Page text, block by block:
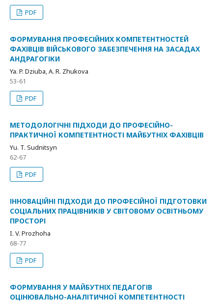
PDF
ФОРМУВАННЯ ПРОФЕСІЙНИХ КОМПЕТЕНТНОСТЕЙ
ФАХІВЦІВ ВІЙСЬКОВОГО ЗАБЕЗПЕЧЕННЯ НА ЗАСАДАХ
АНДРАГОГІКИ
Ya. P. Dziuba, A. R. Zhukova
53-61
PDF
МЕТОДОЛОГІЧНІ ПІДХОДИ ДО ПРОФЕСІЙНО-
ПРАКТИЧНОЇ КОМПЕТЕНТНОСТІ МАЙБУТНІХ ФАХІВЦІВ
Yu. T. Sudnitsyn
62-67
PDF
ІННОВАЦІЙНІ ПІДХОДИ ДО ПРОФЕСІЙНОЇ ПІДГОТОВКИ
СОЦІАЛЬНИХ ПРАЦІВНИКІВ У СВІТОВОМУ ОСВІТНЬОМУ
ПРОСТОРІ
I. V. Prozhoha
68-77
PDF
ФОРМУВАННЯ У МАЙБУТНІХ ПЕДАГОГІВ
ОЦІНЮВАЛЬНО-АНАЛІТИЧНОЇ КОМПЕТЕНТНОСТІ